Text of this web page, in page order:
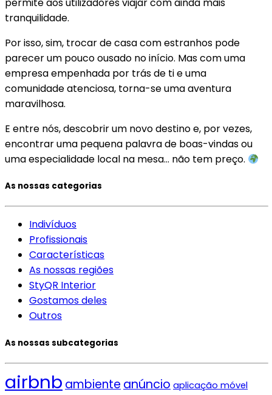
tranquilidade.
Por isso, sim, trocar de casa com estranhos pode
parecer um pouco ousado no início. Mas com uma
empresa empenhada por trás de ti e uma
comunidade atenciosa, torna-se uma aventura
maravilhosa.
E entre nós, descobrir um novo destino e, por vezes,
encontrar uma pequena palavra de boas-vindas ou
uma especialidade local na mesa… não tem preço.
As nossas categorias
Indivíduos
Profissionais
Características
As nossas regiões
StyQR Interior
Gostamos deles
Outros
As nossas subcategorias
airbnb ambiente anúncio aplicação móvel